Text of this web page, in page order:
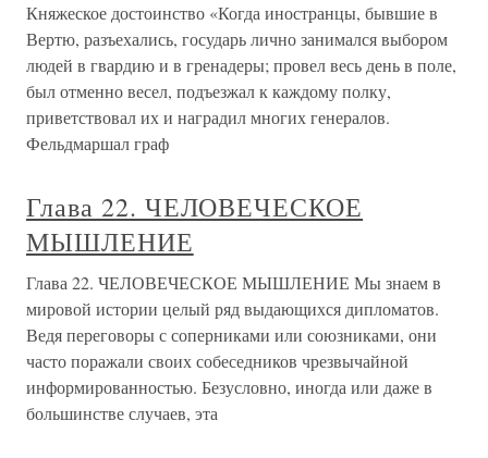
Княжеское достоинство «Когда иностранцы, бывшие в
Вертю, разъехались, государь лично занимался выбором
людей в гвардию и в гренадеры; провел весь день в поле,
был отменно весел, подъезжал к каждому полку,
приветствовал их и наградил многих генералов.
Фельдмаршал граф
Глава 22. ЧЕЛОВЕЧЕСКОЕ
МЫШЛЕНИЕ
Глава 22. ЧЕЛОВЕЧЕСКОЕ МЫШЛЕНИЕ Мы знаем в
мировой истории целый ряд выдающихся дипломатов.
Ведя переговоры с соперниками или союзниками, они
часто поражали своих собеседников чрезвычайной
информированностью. Безусловно, иногда или даже в
большинстве случаев, эта